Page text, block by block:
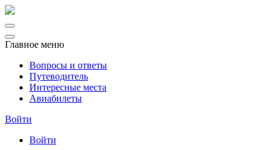
Главное меню
Вопросы и ответы
Путеводитель
Интересные места
Авиабилеты
Войти
Войти